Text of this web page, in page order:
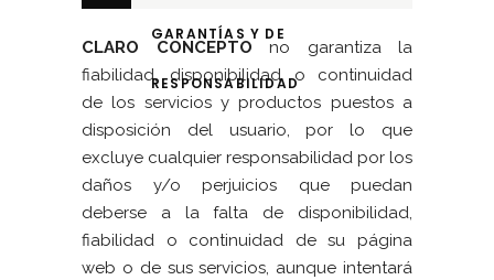
GARANTÍAS Y DE
RESPONSABILIDAD
CLARO CONCEPTO no garantiza la
fiabilidad, disponibilidad o continuidad
de los servicios y productos puestos a
disposición del usuario, por lo que
excluye cualquier responsabilidad por los
daños y/o perjuicios que puedan
deberse a la falta de disponibilidad,
fiabilidad o continuidad de su página
web o de sus servicios, aunque intentará